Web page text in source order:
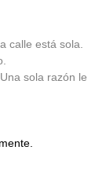
calle está sola.
Una sola razón le